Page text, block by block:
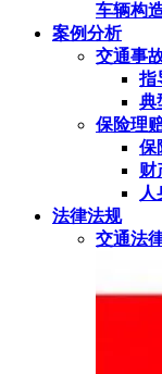
车辆构
案例分析
交通事
指
典
保险理
保
财
人
法律法规
交通法